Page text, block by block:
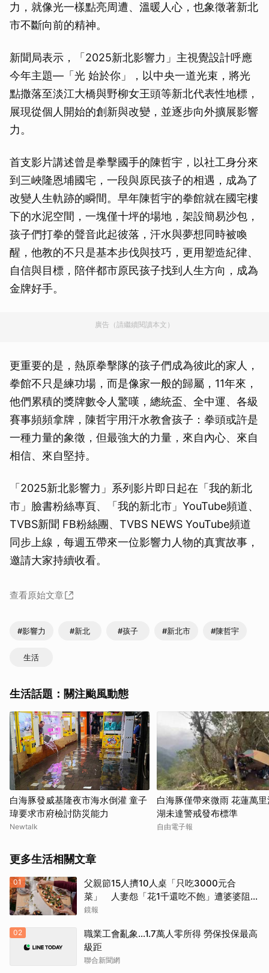
力，就像光一樣點亮周遭、溫暖人心，也象徵著新北
市不斷向前的精神。
新聞局表示，「2025新北影響力」主視覺設計呼應
今年主題—「光 始於你」，以中央一道光束，將光
點撒落至淡江大橋與野柳女王頭等新北代表性地標，
展現從個人開始的創新與改變，並逐步向外擴展影響
力。
首支影片講述曾是拳擊國手的陳哲宇，以社工身分來
到三峽隆恩埔國宅，一段與原民孩子的相遇，成為了
改變人生軌跡的瞬間。早年陳哲宇的拳館就在國宅樓
下的水泥空間，一塊僅十坪的場地，架設簡易沙包，
孩子們打拳的聲音此起彼落，汗水與夢想同時被喚
醒，他教的不只是基本步伐與技巧，更用塑造紀律、
自信與目標，陪伴都市原民孩子找到人生方向，成為
金牌好手。
廣告（請繼續閱讀本文）
更重要的是，熱原拳擊隊的孩子們成為彼此的家人，
拳館不只是練功場，而是像家一般的歸屬，11年來，
他們累積的獎牌數令人驚嘆，總統盃、全中運、各級
賽事頻頻拿牌，陳哲宇用汗水教會孩子：拳頭或許是
一種力量的象徵，但最強大的力量，來自內心、來自
相信、來自堅持。
「2025新北影響力」系列影片即日起在「我的新北
市」臉書粉絲專頁、「我的新北市」YouTube頻道、
TVBS新聞 FB粉絲團、TVBS NEWS YouTube頻道
同步上線，每週五帶來一位影響力人物的真實故事，
邀請大家持續收看。
查看原始文章
#影響力 #新北 #孩子 #新北市 #陳哲宇
生活
生活話題：關注颱風動態
白海豚發威基隆夜市海水倒灌 童子
瑋要求市府檢討防災能力
Newtalk
白海豚僅帶來微雨 花蓮萬
湖未達警戒發布標準
自由電子報
更多生活相關文章
01
父親節15人擠10人桌「只吃3000元合
菜」 人妻怨「花1千還吃不飽」遭婆婆阻加
菜
鏡報
02
職業工會亂象…1.7萬人零所得 勞保投保最高
級距
聯合新聞網